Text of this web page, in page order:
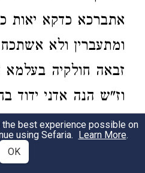
אתברכא כדקא יאות
ומתעברין ולא
זבאה חולקיה בעלמא
וז"ש הנה אדני ידוד
הדין וגוזר גזרות ח"ו.
הצדיקים כי הצדיקים
best experience possible on
using Sefaria. Learn More.
OK